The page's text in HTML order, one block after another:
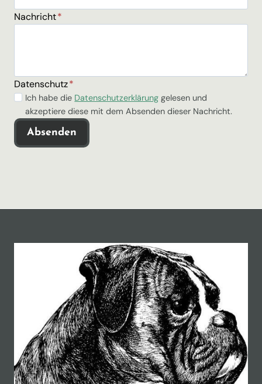
Nachricht*
Datenschutz*
H
e
r
r
h
u
Ich habe die Datenschutzerklärung gelesen und
akzeptiere diese mit dem Absenden dieser Nachricht.
Absenden